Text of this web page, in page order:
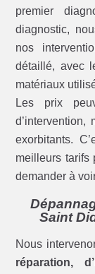
premier
diagnostic,
nos
détaillé, avec
matériaux
Les prix
exorbitants.
meilleurs tarifs
demander à
Saint
Nous
réparation,